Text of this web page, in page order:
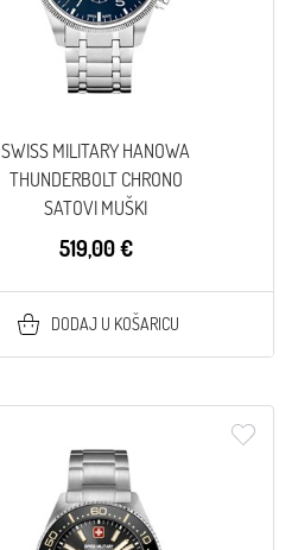
SWISS MILITARY HANOWA
THUNDERBOLT CHRONO
SATOVI MUŠKI
519,00 €
DODAJ U KOŠARICU